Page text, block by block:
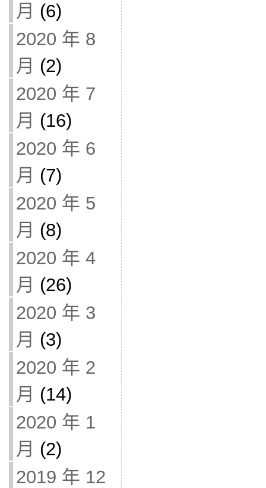
月 (6)
2020 年 8
月 (2)
2020 年 7
月 (16)
2020 年 6
月 (7)
2020 年 5
月 (8)
2020 年 4
月 (26)
2020 年 3
月 (3)
2020 年 2
月 (14)
2020 年 1
月 (2)
2019 年 12